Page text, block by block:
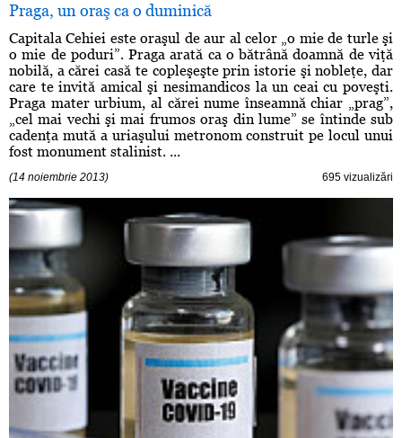
Praga, un oraş ca o duminică
Capitala Cehiei este oraşul de aur al celor „o mie de turle şi
o mie de poduri”. Praga arată ca o bătrână doamnă de viţă
nobilă, a cărei casă te copleşeşte prin istorie şi nobleţe, dar
care te invită amical şi nesimandicos la un ceai cu poveşti.
Praga mater urbium, al cărei nume înseamnă chiar „prag”,
„cel mai vechi şi mai frumos oraş din lume” se întinde sub
cadenţa mută a uriaşului metronom construit pe locul unui
fost monument stalinist. ...
(14 noiembrie 2013) 695 vizualizări